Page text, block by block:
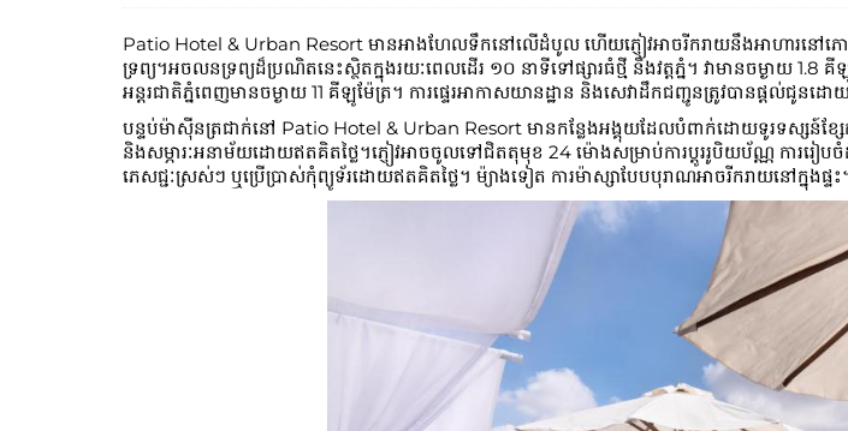
Patio Hotel & Urban Resort មានអាងហែលទឹកនៅលើដំបូល ហើយភ្ញៀវអាចរីករាយនឹងអាហារនៅភោ
ទ្រព្យ។អចលនទ្រព្យ​ដ៏​ប្រណិត​នេះ​ស្ថិត​ក្នុង​រយៈពេល​ដើរ ១០ នាទី​ទៅ​ផ្សារ​ធំ​ថ្មី និង​វត្តភ្នំ។ វាមានចម្ងា
អន្តរជាតិភ្នំពេញមានចម្ងាយ 11 គីឡូម៉ែត្រ។ ការផ្ទេរអាកាសយានដ្ឋាន និងសេវាដឹកជញ្ជូនត្រូវបានផ្តល់ជូនដោយ
បន្ទប់ម៉ាស៊ីនត្រជាក់នៅ Patio Hotel & Urban Resort មានកន្លែងអង្គុយដែលបំពាក់ដោយទូរទស្សន៍ខ្
និង​សម្ភារៈ​អនាម័យ​ដោយ​ឥត​គិត​ថ្លៃ។ភ្ញៀវអាចចូលទៅជិតតុមុខ 24 ម៉ោងសម្រាប់ការប្តូររូបិយប័ណ្ណ ការរ
ភេសជ្ជៈ​ស្រស់ៗ ឬ​ប្រើប្រាស់​កុំព្យូទ័រ​ដោយ​ឥតគិតថ្លៃ។ ម៉្យាងទៀត ការម៉ាស្សាបែបបុរាណអាចរីករាយនៅក្នុងផ្ទះ